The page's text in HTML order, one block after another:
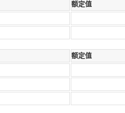
额定值
额定值